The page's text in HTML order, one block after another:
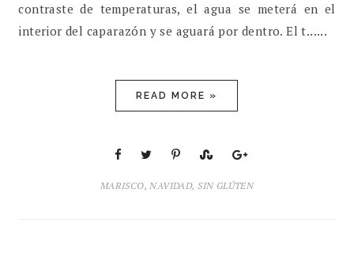
contraste de temperaturas, el agua se meterá en el
interior del caparazón y se aguará por dentro. El t......
READ MORE »
MARISCO,NAVIDAD,SIN GLÚTEN